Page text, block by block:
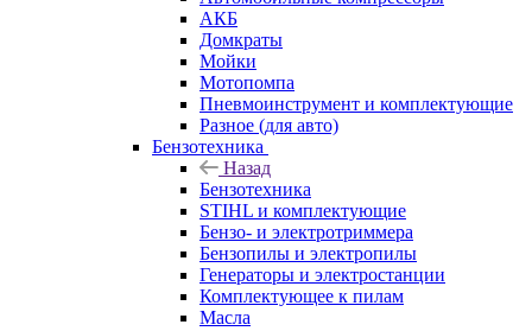
АКБ
Домкраты
Мойки
Мотопомпа
Пневмоинструмент и комплектующие
Разное (для авто)
Бензотехника
Назад
Бензотехника
STIHL и комплектующие
Бензо- и электротриммера
Бензопилы и электропилы
Генераторы и электростанции
Комплектующее к пилам
Масла